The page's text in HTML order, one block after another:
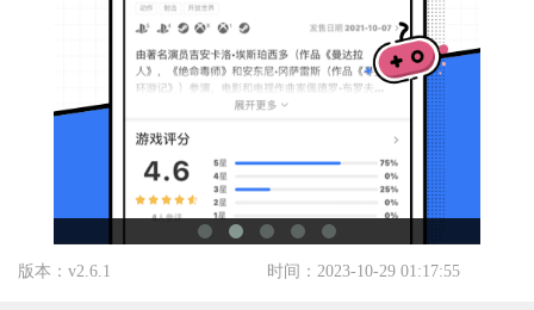
版本：v2.6.1 时间：2023-10-29 01:17:55